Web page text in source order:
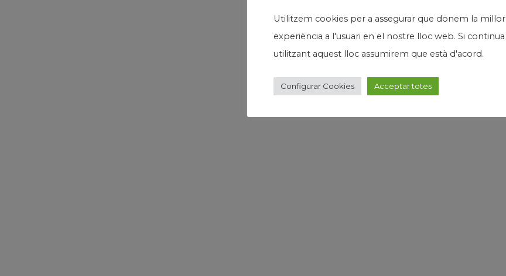
Utilitzem cookies per a assegurar que donem la millor
experiència a l'usuari en el nostre lloc web. Si continua
utilitzant aquest lloc assumirem que està d'acord.
Configurar Cookies Acceptar totes